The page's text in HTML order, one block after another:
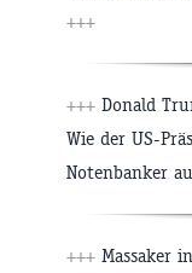
+++
+++ Donald
Wie der US-
Notenbanker
+++ Massaker